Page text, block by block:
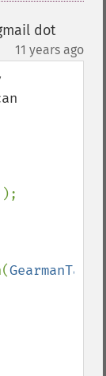
dot
11 years ago
GearmanTask